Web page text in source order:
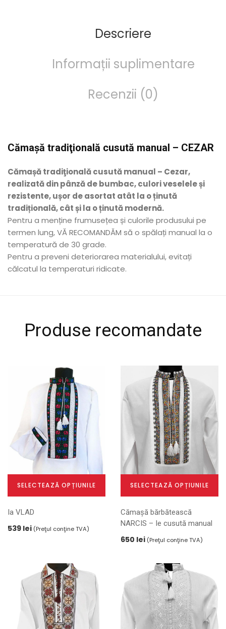
Descriere
Informații suplimentare
Recenzii (0)
Cămașă tradiţională cusută manual – CEZAR
Cămașă tradiţională cusută manual – Cezar,
realizată din pânză de bumbac, culori veselele și
rezistente, ușor de asortat atât la o ținută
tradițională, cât și la o ținută modernă.
Pentru a menține frumusețea și culorile produsului pe
termen lung, VĂ RECOMANDĂM să o spălați manual la o
temperatură de 30 grade.
Pentru a preveni deteriorarea materialului, evitați
călcatul la temperaturi ridicate.
Produse recomandate
SELECTEAZĂ OPȚIUNILE
mai
Opțiunile
pot
fi
alese
în
pagina
Ia VLAD
539 lei (Preţul conţine TVA)
SELECTEAZĂ OPȚIUNILE
produs
are
multe
Opțiunile
pot
fi
alese
în
pagina
Cămașă bărbătească
NARCIS – Ie cusută manual
650 lei (Preţul conţine TVA)